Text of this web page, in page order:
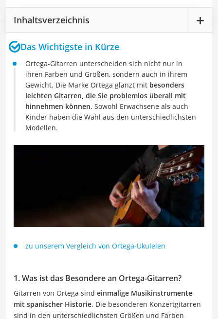
Inhaltsverzeichnis
Das Wichtigste in Kürze
Ortega-Gitarren unterscheiden sich nicht nur in
ihren Farben und Größen, sondern auch in ihrem
Gewicht. Die Marke Ortega glänzt mit besonders
leichten Gitarren, die Sie problemlos überall mit
hinnehmen können. Sowohl Erwachsene als auch
Kinder haben die Wahl aus den unterschiedlichsten
Modellen.
zu unserem Vergleich von Ortega-Ukulelen
1. Was ist das Besondere an Ortega-Gitarren?
Gitarren von Ortega sind einmalige Musikinstrumente
mit spanischer Historie. Die besonderen Konzertgitarren
sind in den unterschiedlichsten Größen und Farben